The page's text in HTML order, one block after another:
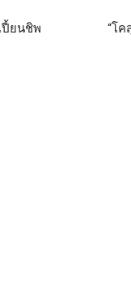
ปี้ยนชิพ
“โค